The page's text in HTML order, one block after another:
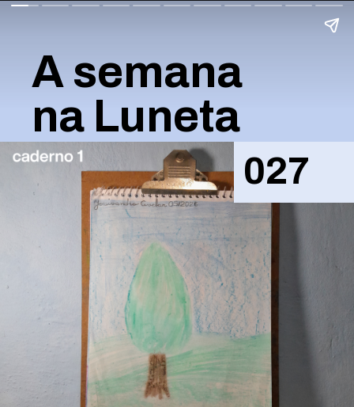
A semana
na Luneta
027